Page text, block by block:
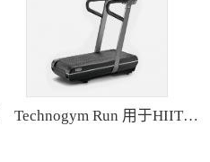
Technogym Run 用于HIIT训练的跑步机